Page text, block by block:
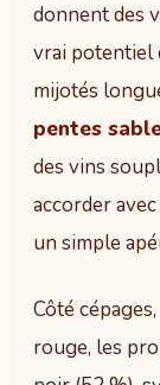
donnent des
vrai potentiel
mijotés
pentes
des vins
accorder
un simple
Côté
rouge, les